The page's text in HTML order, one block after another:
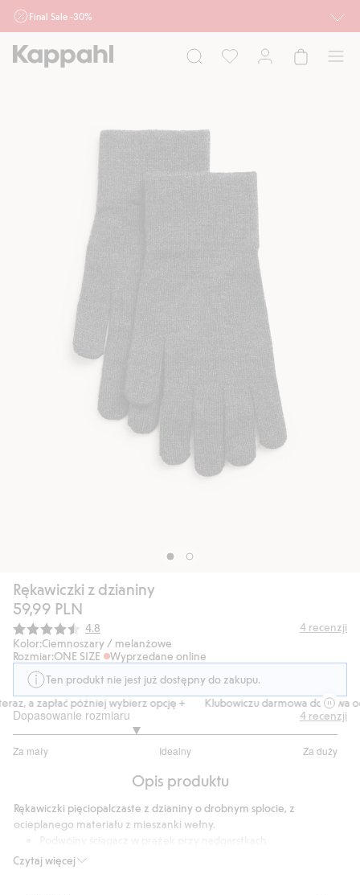
Final Sale -30%
działu outlet do 10.8 w sklepach Kappahl i Newbie oraz na kappahl.com. Ofert
nie łączymy
Rękawiczki z dzianiny
59,99 PLN
Średnia ocena:
4.8 4 recenzji
Kolor:Ciemnoszary / melanżowe
Rozmiar:ONE SIZE
Wyprzedane online
Ten produkt nie jest już dostępny do zakupu.
a zapłać później wybierz opcję +
Klubowiczu darmowa dostawa od
Dopasowanie rozmiaru
Za mały Idealny Za duży
na
4
głosów
4 recenzji
Opis produktu
Czytaj więcej
Rękawiczki pięciopalczaste z dzianiny o drobnym splocie, z
ocieplanego materiału z mieszanki wełny.
Produkt zawiera 88% certyfikowanej wełny.